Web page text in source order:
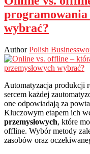
programowania
wybrać?
AuthorPolish
Automatyzacja produkcji
sercem każdej
one odpowiadają za
Kluczowym etapem ich
przemysłowych, które
offline. Wybór metody
zasobów oraz